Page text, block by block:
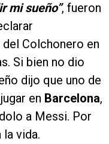
mi sueño”, fueron
Colchonero en
Si bien no dio
dijo que uno de
en Barcelona,
a Messi. Por
la vida.